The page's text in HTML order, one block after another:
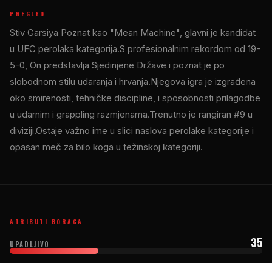
PREGLED
Stiv Garsiya Poznat kao "Mean Machine", glavni je kandidat
u UFC perolaka kategorija.S profesionalnim rekordom od 19-
5-0, On predstavlja Sjedinjene Države i poznat je po
slobodnom stilu udaranja i hrvanja.Njegova igra je izgrađena
oko smirenosti, tehničke discipline, i sposobnosti prilagodbe
u udarnim i grappling razmjenama.Trenutno je rangiran #9 u
diviziji.Ostaje važno ime u slici naslova perolake kategorije i
opasan meč za bilo koga u težinskoj kategoriji.
ATRIBUTI BORACA
UPADLJIVO 35